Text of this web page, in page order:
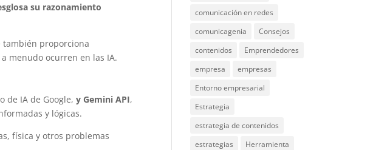
su razonamiento
también proporciona
menudo ocurren en las IA.
de IA de Google,y Gemini API,
y lógicas.
física y otros problemas
comunicación en redes
comunicagenia
Consejos
contenidos
Emprendedores
empresa
empresas
Entorno empresarial
Estrategia
estrategia de contenidos
estrategias
Herramienta